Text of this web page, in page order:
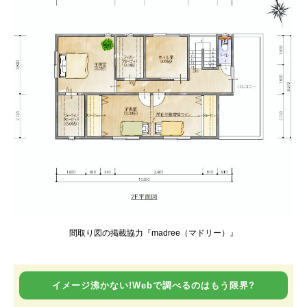
間取り図の掲載協力『madree（マドリー）』
イメージ沸かない!Webで調べるのはもう限界?